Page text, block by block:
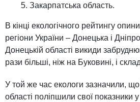
Закарпатська область.
В кінці екологічного рейтингу
регіони України – Донецька і
Донецькій області викиди
рази більші, ніж на Буковині, і
У той же час екологи зазначили, що
області поліпшили свої показники